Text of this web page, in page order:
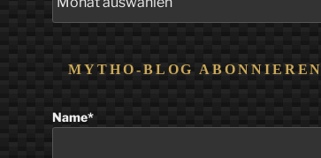
Beiträge
MYTHO-BLOG ABONNIEREN
Name*